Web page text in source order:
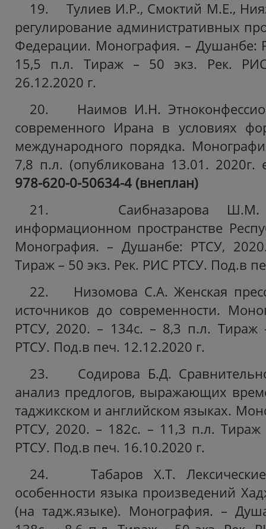
19. Тулиев И.Р., Смоктий М.Е.,
регулирование административных
Федерации. Монография. – Душанбе:
15,5 п.л. Тираж – 50 экз. Рек.
26.12.2020 г.
20. Наимов И.Н.
современного Ирана в условиях
международного порядка.
7,8 п.л. (опубликована 13.01. 2020г.
978-620-0-50634-4 (внеплан)
21. Саибназарова Ш.М.
информационном пространстве
Монография. – Душанбе: РТСУ,
Тираж – 50 экз. Рек. РИС РТСУ. Под.в
22. Низомова С.А. Женская
источников до современности.
РТСУ, 2020. – 134с. – 8,3 п.л. Тираж
РТСУ. Под.в печ. 12.12.2020 г.
23. Содирова Б.Д.
анализ предлогов, выражающих
таджикском и английском языках.
РТСУ, 2020. – 182с. – 11,3 п.л. Тираж
РТСУ. Под.в печ. 16.10.2020 г.
24. Табаров Х.Т. Лексические
особенности языка произведений
(на тадж.языке). Монография. –